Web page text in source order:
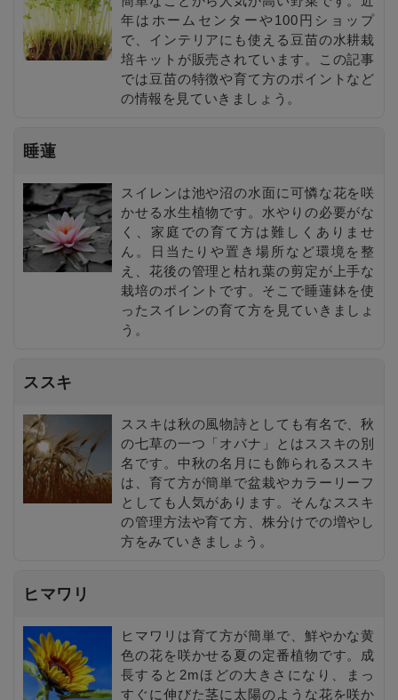
年はホームセンターや100円ショップ
で、インテリアにも使える豆苗の水耕栽
培キットが販売されています。この記事
では豆苗の特徴や育て方のポイントなど
の情報を見ていきましょう。
睡蓮
スイレンは池や沼の水面に可憐な花を咲
かせる水生植物です。水やりの必要がな
く、家庭での育て方は難しくありませ
ん。日当たりや置き場所など環境を整
え、花後の管理と枯れ葉の剪定が上手な
栽培のポイントです。そこで睡蓮鉢を使
ったスイレンの育て方を見ていきましょ
う。
ススキ
ススキは秋の風物詩としても有名で、秋
の七草の一つ「オバナ」とはススキの別
名です。中秋の名月にも飾られるススキ
は、育て方が簡単で盆栽やカラーリーフ
としても人気があります。そんなススキ
の管理方法や育て方、株分けでの増やし
方をみていきましょう。
ヒマワリ
ヒマワリは育て方が簡単で、鮮やかな黄
色の花を咲かせる夏の定番植物です。成
長すると2mほどの大きさになり、まっ
すぐに伸びた茎に太陽のような花を咲か